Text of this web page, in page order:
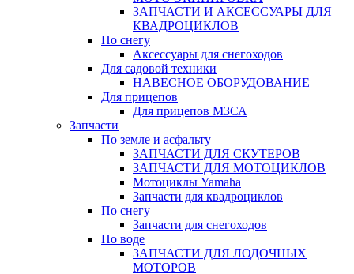
ЗАПЧАСТИ И АКСЕССУАРЫ ДЛЯ
КВАДРОЦИКЛОВ
По снегу
Аксессуары для снегоходов
Для садовой техники
НАВЕСНОЕ ОБОРУДОВАНИЕ
Для прицепов
Для прицепов МЗСА
Запчасти
По земле и асфальту
ЗАПЧАСТИ ДЛЯ СКУТЕРОВ
ЗАПЧАСТИ ДЛЯ МОТОЦИКЛОВ
Мотоциклы Yamaha
Запчасти для квадроциклов
По снегу
Запчасти для снегоходов
По воде
ЗАПЧАСТИ ДЛЯ ЛОДОЧНЫХ
МОТОРОВ